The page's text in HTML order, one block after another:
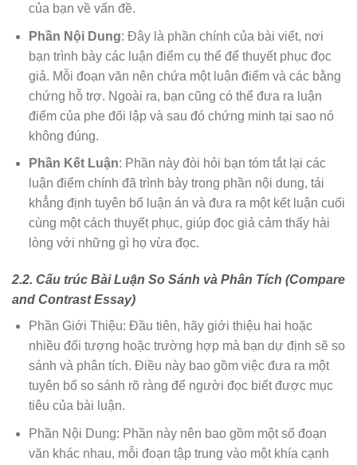
của bạn về vấn đề.
Phần Nội Dung: Đây là phần chính của bài viết, nơi
bạn trình bày các luận điểm cụ thể để thuyết phục đọc
giả. Mỗi đoạn văn nên chứa một luận điểm và các bằng
chứng hỗ trợ. Ngoài ra, bạn cũng có thể đưa ra luận
điểm của phe đối lập và sau đó chứng minh tại sao nó
không đúng.
Phần Kết Luận: Phần này đòi hỏi bạn tóm tắt lại các
luận điểm chính đã trình bày trong phần nội dung, tái
khẳng định tuyên bố luận án và đưa ra một kết luận cuối
cùng một cách thuyết phục, giúp đọc giả cảm thấy hài
lòng với những gì họ vừa đọc.
2.2. Cấu trúc Bài Luận So Sánh và Phân Tích (Compare
and Contrast Essay)
Phần Giới Thiệu: Đầu tiên, hãy giới thiệu hai hoặc
nhiều đối tượng hoặc trường hợp mà bạn dự định sẽ so
sánh và phân tích. Điều này bao gồm việc đưa ra một
tuyên bố so sánh rõ ràng để người đọc biết được mục
tiêu của bài luận.
Phần Nội Dung: Phần này nên bao gồm một số đoạn
văn khác nhau, mỗi đoạn tập trung vào một khía cạnh